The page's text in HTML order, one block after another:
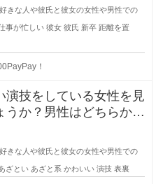
きな人や彼氏と彼女の女性や男性での
事が忙しい 彼女 彼氏 新卒 距離を置
！
演技をしている女性を見
うか？男性はどちらかと
くれるよ
きな人や彼氏と彼女の女性や男性での
ざとい あざと系 かわいい 演技 表裏